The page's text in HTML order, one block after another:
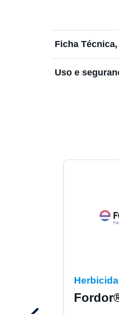
Ficha
Uso e
Herbicida